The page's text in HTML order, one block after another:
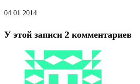
04.01.2014
У этой записи 2 комментариев